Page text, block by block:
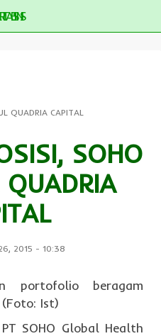
QUADRIA CAPITAL
SOHO
QUADRIA
2015 - 10:38
SOHO Global Health